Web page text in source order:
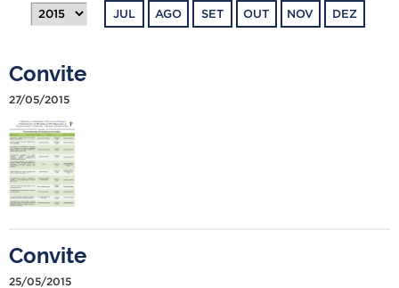
TELEFONES
JUL AGO SET OUT NOV DEZ
Convite
27/05/2015
Convite
25/05/2015